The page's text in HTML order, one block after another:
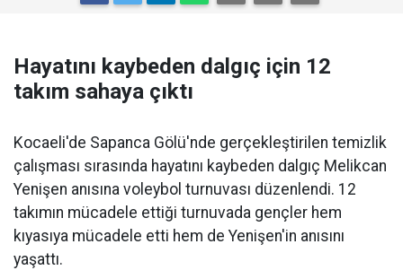
Hayatını kaybeden dalgıç için 12
takım sahaya çıktı
Kocaeli'de Sapanca Gölü'nde gerçekleştirilen temizlik
çalışması sırasında hayatını kaybeden dalgıç Melikcan
Yenişen anısına voleybol turnuvası düzenlendi. 12
takımın mücadele ettiği turnuvada gençler hem
kıyasıya mücadele etti hem de Yenişen'in anısını
yaşattı.